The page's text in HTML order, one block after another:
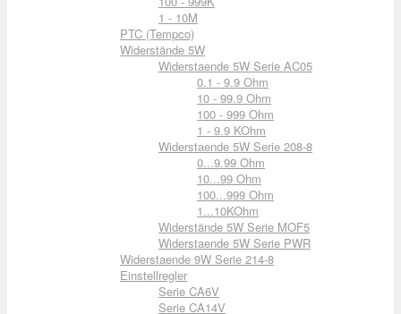
1 - 10M
PTC (Tempco)
Widerstände 5W
Widerstaende 5W Serie AC05
0.1 - 9.9 Ohm
10 - 99.9 Ohm
100 - 999 Ohm
1 - 9.9 KOhm
Widerstaende 5W Serie 208-8
0...9.99 Ohm
10...99 Ohm
100...999 Ohm
1...10KOhm
Widerstände 5W Serie MOF5
Widerstaende 5W Serie PWR
Widerstaende 9W Serie 214-8
Einstellregler
Serie CA6V
Serie CA14V